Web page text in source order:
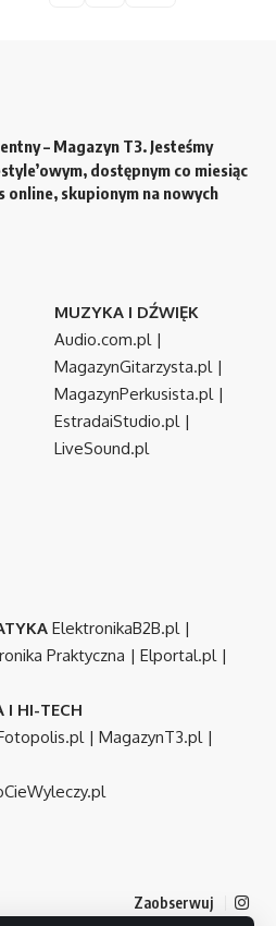
– Magazyn T3. Jesteśmy
dostępnym co miesiąc
online, skupionym na nowych
MUZYKA I DŹWIĘK
Audio.com.pl|
MagazynGitarzysta.pl|
MagazynPerkusista.pl|
EstradaiStudio.pl|
LiveSound.pl
ElektronikaB2B.pl|
Praktyczna | Elportal.pl|
I HI-TECH
| MagazynT3.pl|
Zaobserwuj